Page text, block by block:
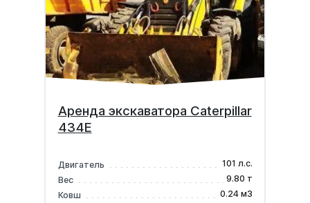
Аренда экскаватора Caterpillar
434E
Двигатель
101 л.с.
Вес
9.80 т
Ковш
0.24 м3